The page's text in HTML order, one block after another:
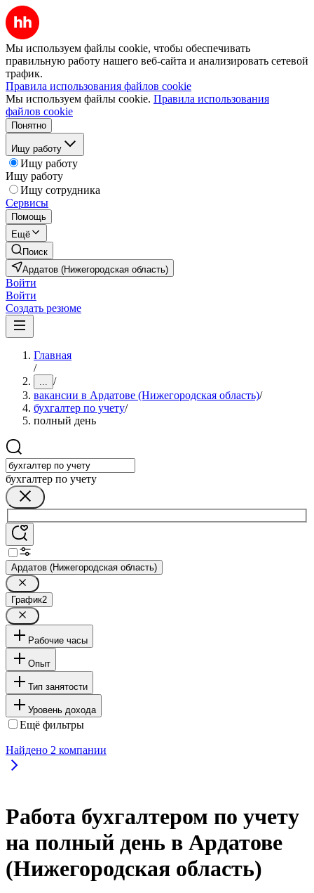
Мы используем файлы cookie, чтобы обеспечивать
правильную работу нашего веб-сайта и анализировать сетевой
трафик.
Правила использования файлов cookie
Мы используем файлы cookie. Правила использования
файлов cookie
Понятно
Ищу работу
Ищу работу
Ищу работу
Ищу сотрудника
Сервисы
Помощь
Ещё
Поиск
Ардатов (Нижегородская область)
Войти
Войти
Создать резюме
Главная
/
... /
вакансии в Ардатове (Нижегородская область)/
бухгалтер по учету/
полный день
бухгалтер по учету
Ардатов (Нижегородская область)
График2
Рабочие часы
Опыт
Тип занятости
Уровень дохода
Ещё фильтры
Найдено 2 компании
Работа бухгалтером по учету
на полный день в Ардатове
(Нижегородская область)